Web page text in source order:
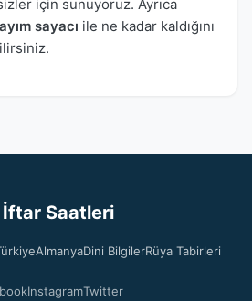
için sunuyoruz. Ayrıca
sayacı ile ne kadar kaldığını
Saatleri
AlmanyaDini BilgilerRüya Tabirleri
InstagramTwitter